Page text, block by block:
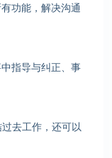
功能，解决沟通
指导与纠正、事
去工作，还可以